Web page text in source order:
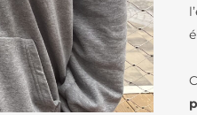
LE BAC FRANÇAIS
FOURNITURES LYCÉE
L’ANTIQUITÉ
LA MUSIQUE
ATELIER
BREVET